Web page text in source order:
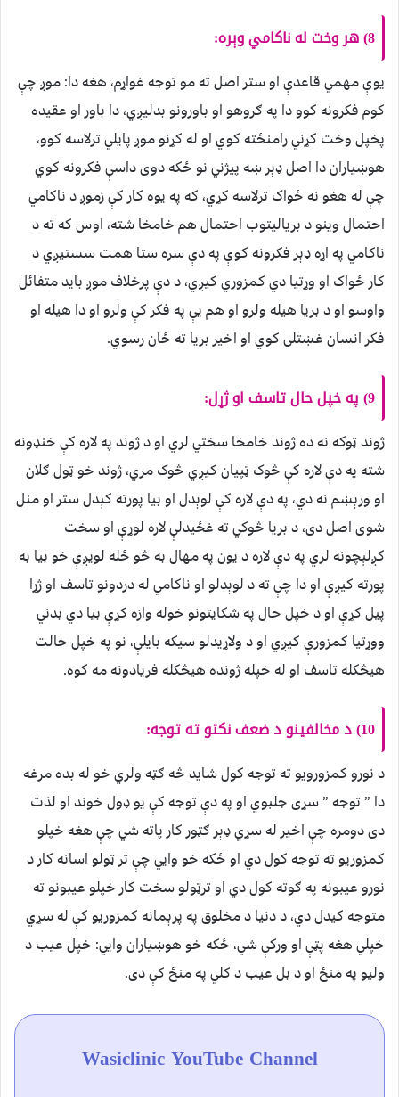
8) هر وخت له ناکامي وېره:
یوې مهمي قاعدې او ستر اصل ته مو توجه غواړم، هغه دا: موږ چې
کوم فکرونه کوو دا په ګروهو او باورونو بدلیږي، دا باور او عقیده
پخپل وخت کړني رامنځته کوي او له کړنو موږ پایلي ترلاسه کوو،
هوښیاران دا اصل ډېر ښه پیژني نو ځکه دوی داسې فکرونه کوي
چې له هغو نه ځواک ترلاسه کړي، که په یوه کار کې زموږ د ناکامي
احتمال وینو د بریالیتوب احتمال هم خامخا شته، اوس که ته د
ناکامي په اړه ډېر فکرونه کوې په دې سره ستا همت سستیږي د
کار ځواک او وړتیا دي کمزوري کیږي، د دې پرخلاف موږ باید متفائل
واوسو او د بریا هیله ولرو او هم یې په فکر کې ولرو او دا هیله او
فکر انسان غښتلی کوي او اخیر بریا ته ځان رسوي.
9) په خپل حال تاسف او ژړل:
ژوند ټوکه نه ده ژوند خامخا سختي لري او د ژوند په لاره کې خنډونه
شته په دې لاره کې څوک ټپیان کیږي څوک مري، ژوند خو ټول ګلان
او ورېښم نه دي، په دې لاره کې لوېدل او بیا پورته کېدل ستر او منل
شوی اصل دی، د بریا څوکي ته غځیدلې لاره لوړې او سخت
کږلېچونه لري په دې لاره د یون په مهال به څو ځله لویږې خو بیا به
پورته کیږې او دا چې ته د لوېدلو او ناکامي له دردونو تاسف او ژړا
پیل کړې او د خپل حال په شکایتونو خوله وازه کړې بیا دي بدني
ووړتیا کمزورې کیږي او د ولاړیدلو سیکه بایلې، نو په خپل حالت
هیڅکله تاسف او له خپله ژونده هیڅکله فریادونه مه کوه.
10) د مخالفینو د ضعف نکتو ته توجه:
د نورو کمزورویو ته توجه کول شاید څه ګټه ولري خو له بده مرغه
دا ” توجه ” سړی جلبوي او په دې توجه کې یو ډول خوند او لذت
دی دومره چې اخیر له سړي ډېر ګټور کار پاته شي چې هغه خپلو
کمزوریو ته توجه کول دي او ځکه خو وایي چې تر ټولو اسانه کار د
نورو عیبونه په ګوته کول دي او ترټولو سخت کار خپلو عیبونو ته
متوجه کیدل دي، د دنیا د مخلوق په پرېمانه کمزوریو کې له سړي
خپلي هغه پټې او ورکې شي، ځکه خو هوښیاران وایي: خپل عیب د
ولیو په منځ او د بل عیب د کلي په منځ کې دی.
Wasiclinic YouTube Channel